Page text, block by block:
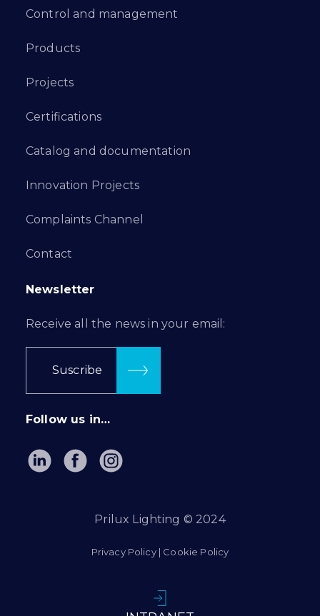
Control and management
Products
Projects
Certifications
Catalog and documentation
Innovation Projects
Complaints Channel
Contact
Newsletter
Receive all the news in your email:
Suscribe
Follow us in…
Prilux Lighting © 2024
Privacy Policy| Cookie Policy